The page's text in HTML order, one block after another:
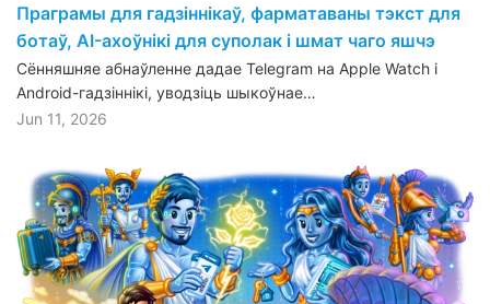
Праграмы для гадзіннікаў, фарматаваны тэкст для
ботаў, AI-ахоўнікі для суполак і шмат чаго яшчэ
Сённяшняе абнаўленне дадае Telegram на Apple Watch і
Android-гадзіннікі, уводзіць шыкоўнае…
Jun 11, 2026